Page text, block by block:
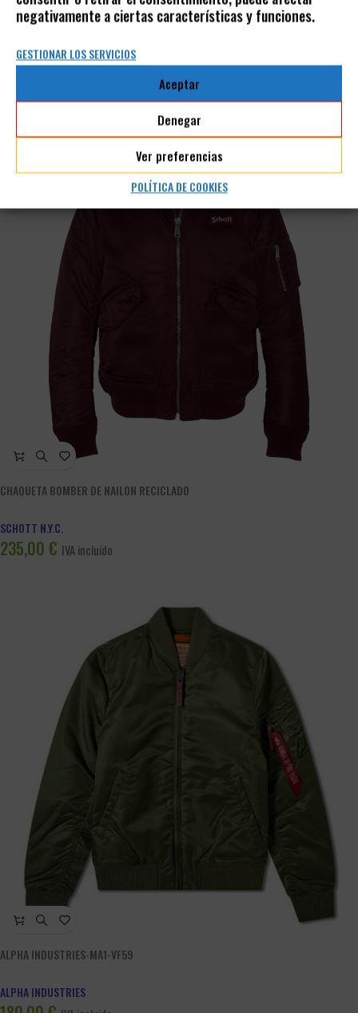
negativamente a ciertas características y funciones.
GESTIONAR LOS SERVICIOS
Aceptar
Denegar
Ver preferencias
POLÍTICA DE COOKIES
TRUCKER LCW2250 MUJER SCHOTT N.Y.C.
SCHOTT N.Y.C.
IVA incluido
CHAQUETA BOMBER DE NAILON RECICLADO
SCHOTT N.Y.C.
235,00 € IVA incluido
ALPHA INDUSTRIES-MA1-VF59
ALPHA INDUSTRIES